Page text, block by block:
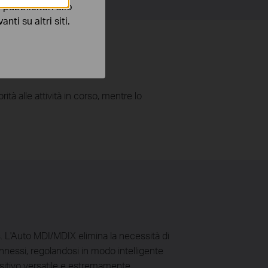
alle attività in corso, mentre lo
MDI/MDIX elimina la necessità di
regolandosi in modo intelligente
versatile e estremamente
pubblicitari allo
su altri siti.